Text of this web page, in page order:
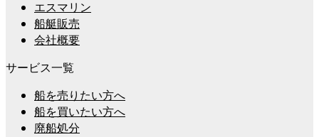
エスマリン
船艇販売
会社概要
サービス一覧
船を売りたい方へ
船を買いたい方へ
廃船処分